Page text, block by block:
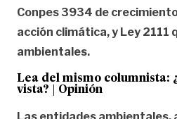
Conpes 3934 de
acción climática, y Ley
ambientales.
Lea del mismo columnista:
vista? | Opinión
Las entidades ambientales,